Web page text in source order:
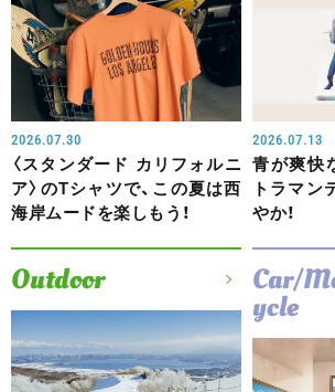
2026.07.30
〈スタンダード カリフォルニ
ア〉のTシャツで、この夏は西
海岸ムードを楽しもう！
2026.07.13
青が爽快
トラマン
やか！
Outdoor Car/
ycle